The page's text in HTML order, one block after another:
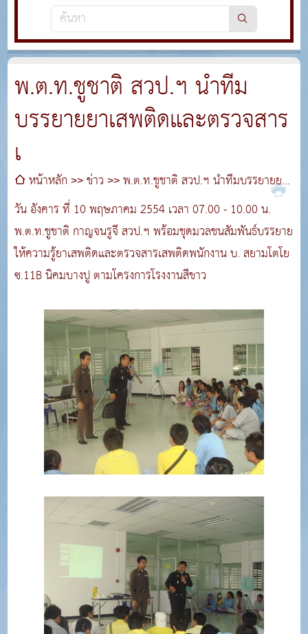
พ.ต.ท.ชูชาติ สวป.ฯ นำทีม
บรรยายยาเสพติดและตรวจสาร
เ
หน้าหลัก ข่าว
พ.ต.ท.ชูชาติ สวป.ฯ นำทีมบรรยายยา
เสพติดและตรวจสารเ
วัน อังคาร ที่ 10 พฤษภาคม 2554 เวลา 07.00 - 10.00 น.
พ.ต.ท.ชูชาติ กาญจนรูจี สวป.ฯ พร้อมชุดมวลชนสัมพันธ์บรรยาย
ให้ความรู้ยาเสพติดและตรวจสารเสพติดพนักงาน บ. สยามโตโย
ซ.11B นิคมบางปู ตามโครงการโรงงานสีขาว